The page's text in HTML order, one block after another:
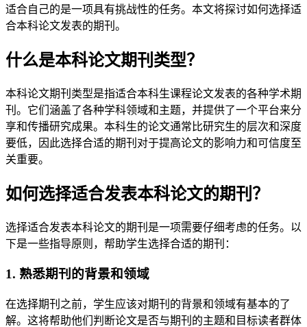
适合自己的是一项具有挑战性的任务。本文将探讨如何选择适
合本科论文发表的期刊。
什么是本科论文期刊类型？
本科论文期刊类型是指适合本科生课程论文发表的各种学术期
刊。它们涵盖了各种学科领域和主题，并提供了一个平台来分
享和传播研究成果。本科生的论文通常比研究生的层次和深度
要低，因此选择合适的期刊对于提高论文的影响力和可信度至
关重要。
如何选择适合发表本科论文的期刊？
选择适合发表本科论文的期刊是一项需要仔细考虑的任务。以
下是一些指导原则，帮助学生选择合适的期刊：
1. 熟悉期刊的背景和领域
在选择期刊之前，学生应该对期刊的背景和领域有基本的了
解。这将帮助他们判断论文是否与期刊的主题和目标读者群体